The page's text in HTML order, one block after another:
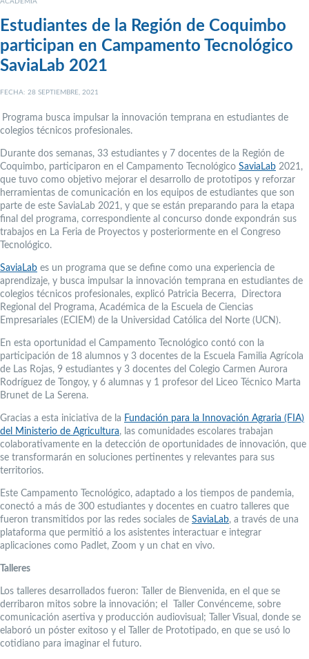
ACADEMIA
Estudiantes de la Región de Coquimbo
participan en Campamento Tecnológico
SaviaLab 2021
FECHA: 28 SEPTIEMBRE, 2021
Programa busca impulsar la innovación temprana en estudiantes de
colegios técnicos profesionales.
Durante dos semanas, 33 estudiantes y 7 docentes de la Región de
Coquimbo, participaron en el Campamento Tecnológico SaviaLab 2021,
que tuvo como objetivo mejorar el desarrollo de prototipos y reforzar
herramientas de comunicación en los equipos de estudiantes que son
parte de este SaviaLab 2021, y que se están preparando para la etapa
final del programa, correspondiente al concurso donde expondrán sus
trabajos en La Feria de Proyectos y posteriormente en el Congreso
Tecnológico.
SaviaLab es un programa que se define como una experiencia de
aprendizaje, y busca impulsar la innovación temprana en estudiantes de
colegios técnicos profesionales, explicó Patricia Becerra, Directora
Regional del Programa, Académica de la Escuela de Ciencias
Empresariales (ECIEM) de la Universidad Católica del Norte (UCN).
En esta oportunidad el Campamento Tecnológico contó con la
participación de 18 alumnos y 3 docentes de la Escuela Familia Agrícola
de Las Rojas, 9 estudiantes y 3 docentes del Colegio Carmen Aurora
Rodríguez de Tongoy, y 6 alumnas y 1 profesor del Liceo Técnico Marta
Brunet de La Serena.
Gracias a esta iniciativa de la Fundación para la Innovación Agraria (FIA)
del Ministerio de Agricultura, las comunidades escolares trabajan
colaborativamente en la detección de oportunidades de innovación, que
se transformarán en soluciones pertinentes y relevantes para sus
territorios.
Este Campamento Tecnológico, adaptado a los tiempos de pandemia,
conectó a más de 300 estudiantes y docentes en cuatro talleres que
fueron transmitidos por las redes sociales de SaviaLab, a través de una
plataforma que permitió a los asistentes interactuar e integrar
aplicaciones como Padlet, Zoom y un chat en vivo.
Talleres
Los talleres desarrollados fueron: Taller de Bienvenida, en el que se
derribaron mitos sobre la innovación; el Taller Convénceme, sobre
comunicación asertiva y producción audiovisual; Taller Visual, donde se
elaboró un póster exitoso y el Taller de Prototipado, en que se usó lo
cotidiano para imaginar el futuro.